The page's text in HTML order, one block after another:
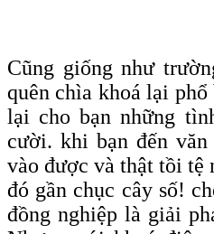
Cũng giống như
quên chìa khoá lại
lại cho bạn những
cười. khi bạn đến
vào được và thật tồi tệ
đó gần chục cây số!
đồng nghiệp là giải